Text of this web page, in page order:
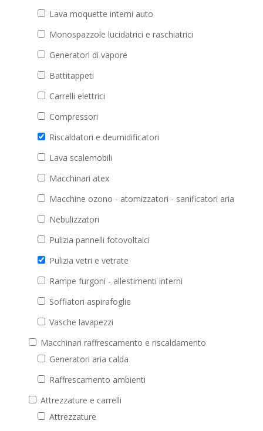
Lava moquette interni auto
Monospazzole lucidatrici e raschiatrici
Generatori di vapore
Battitappeti
Carrelli elettrici
Compressori
Riscaldatori e deumidificatori
Lava scalemobili
Macchinari atex
Macchine ozono - atomizzatori - sanificatori aria
Nebulizzatori
Pulizia pannelli fotovoltaici
Pulizia vetri e vetrate
Rampe furgoni - allestimenti interni
Soffiatori aspirafoglie
Vasche lavapezzi
Macchinari raffrescamento e riscaldamento
Generatori aria calda
Raffrescamento ambienti
Attrezzature e carrelli
Attrezzature